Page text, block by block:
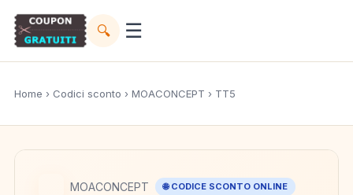
🔍 ☰
Home › Codici sconto › MOACONCEPT › TT5
MOACONCEPT 🌐 CODICE SCONTO ONLINE